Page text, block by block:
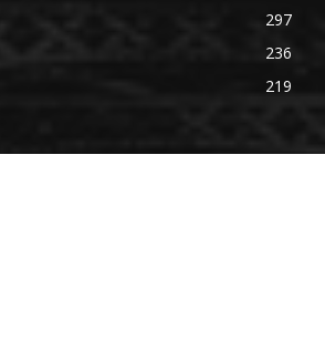
297
236
219